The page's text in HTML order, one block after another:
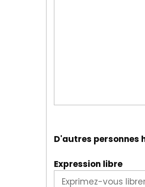
D'autres personnes
Expression libre